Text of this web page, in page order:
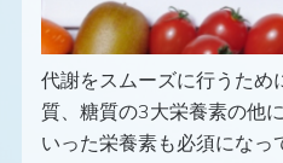
代謝をスムーズに行うため
質、糖質の3大栄養素の他
いった栄養素も必須になっ